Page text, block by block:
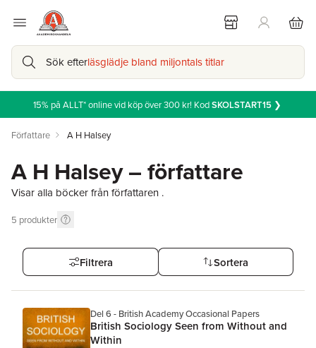
Sök efterläsglädje bland miljontals titlar
15% på ALLT* online vid köp över 300 kr! KodSKOLSTART15❯
Författare A H Halsey
A H Halsey – författare
Visar alla böcker från författaren .
5 produkter
Filtrera Sortera
Del 6 - British Academy Occasional Papers
British Sociology Seen from Without and
Within